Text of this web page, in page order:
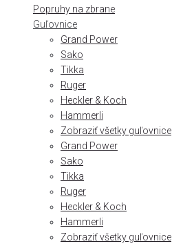
Popruhy na zbrane
Guľovnice
Grand Power
Sako
Tikka
Ruger
Heckler & Koch
Hammerli
Zobraziť všetky guľovnice
Grand Power
Sako
Tikka
Ruger
Heckler & Koch
Hammerli
Zobraziť všetky guľovnice